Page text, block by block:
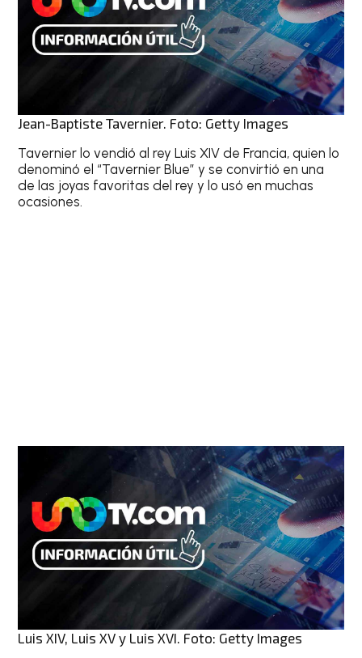
Jean-Baptiste Tavernier. Foto: Getty Images
Tavernier lo vendió al rey Luis XIV de Francia, quien lo
denominó el “Tavernier Blue” y se convirtió en una
de las joyas favoritas del rey y lo usó en muchas
ocasiones.
Luis XIV, Luis XV y Luis XVI. Foto: Getty Images